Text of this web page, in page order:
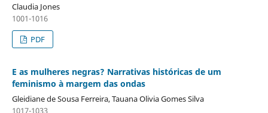
Claudia Jones
1001-1016
PDF
E as mulheres negras? Narrativas históricas de um
feminismo à margem das ondas
Gleidiane de Sousa Ferreira, Tauana Olivia Gomes Silva
1017-1033